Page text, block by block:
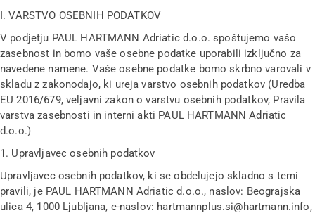
I. VARSTVO OSEBNIH PODATKOV
V podjetju PAUL HARTMANN Adriatic d.o.o. spoštujemo vašo
zasebnost in bomo vaše osebne podatke uporabili izključno za
navedene namene. Vaše osebne podatke bomo skrbno varovali v
skladu z zakonodajo, ki ureja varstvo osebnih podatkov (Uredba
EU 2016/679, veljavni zakon o varstvu osebnih podatkov, Pravila
varstva zasebnosti in interni akti PAUL HARTMANN Adriatic
d.o.o.)
1. Upravljavec osebnih podatkov
Upravljavec osebnih podatkov, ki se obdelujejo skladno s temi
pravili, je PAUL HARTMANN Adriatic d.o.o., naslov: Beograjska
ulica 4, 1000 Ljubljana, e-naslov: hartmannplus.si@hartmann.info,